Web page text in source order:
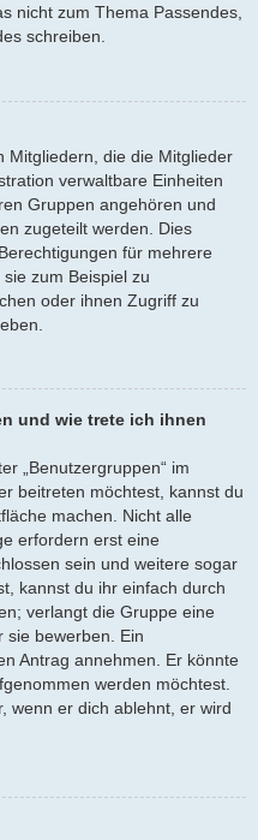
nicht zum Thema Passendes,
schreiben.
Mitgliedern, die die Mitglieder
verwaltbare Einheiten
Gruppen angehören und
zugeteilt werden. Dies
für mehrere
zum Beispiel zu
oder ihnen Zugriff zu
und wie trete ich ihnen
„Benutzergruppen“ im
beitreten möchtest, kannst du
machen. Nicht alle
erfordern erst eine
sein und weitere sogar
kannst du ihr einfach durch
verlangt die Gruppe eine
sie bewerben. Ein
Antrag annehmen. Er könnte
werden möchtest.
wenn er dich ablehnt, er wird